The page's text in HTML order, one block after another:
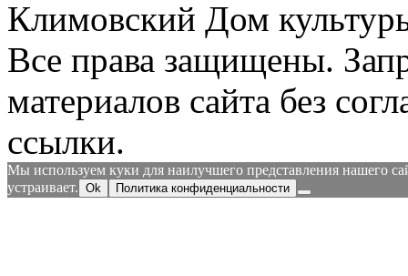
Климовский Дом
Все права защищены.
материалов сайта без
ссылки.
Мы используем куки для наилучшего представления нашего
устраивает. Ok Политика конфиденциальности